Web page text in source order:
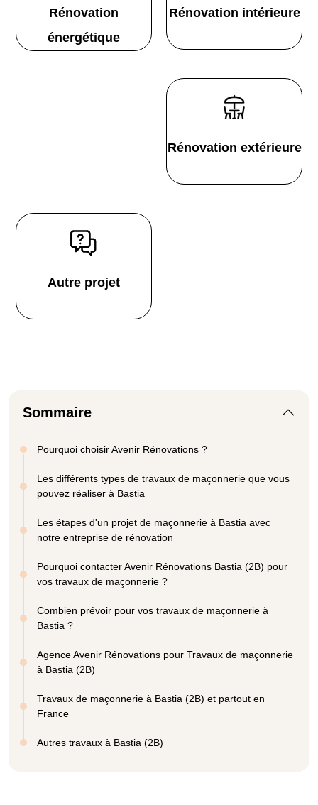
Rénovation
énergétique
Rénovation intérieure
Rénovation extérieure
Autre projet
Sommaire
Pourquoi choisir Avenir Rénovations ?
Les différents types de travaux de maçonnerie que vous
pouvez réaliser à Bastia
Les étapes d'un projet de maçonnerie à Bastia avec
notre entreprise de rénovation
Pourquoi contacter Avenir Rénovations Bastia (2B) pour
vos travaux de maçonnerie ?
Combien prévoir pour vos travaux de maçonnerie à
Bastia ?
Agence Avenir Rénovations pour Travaux de maçonnerie
à Bastia (2B)
Travaux de maçonnerie à Bastia (2B) et partout en
France
Autres travaux à Bastia (2B)